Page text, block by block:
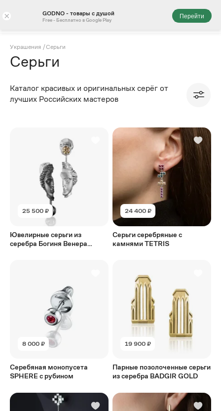
× GODNO - товары с душой
Free - Бесплатно в Google Play
Перейти
Украшения /Серьги
Серьги
Каталог красивых и оригинальных серёг от
лучших Российских мастеров
25 500 ₽
Ювелирные серьги из
серебра Богиня Венера
8 000 ₽
Серебяная монопусета
SPHERE с рубином
24 400 ₽
Серьги серебряные с
камнями TETRIS
19 900 ₽
Парные позолоченные серьги
из серебра BADGIR GOLD